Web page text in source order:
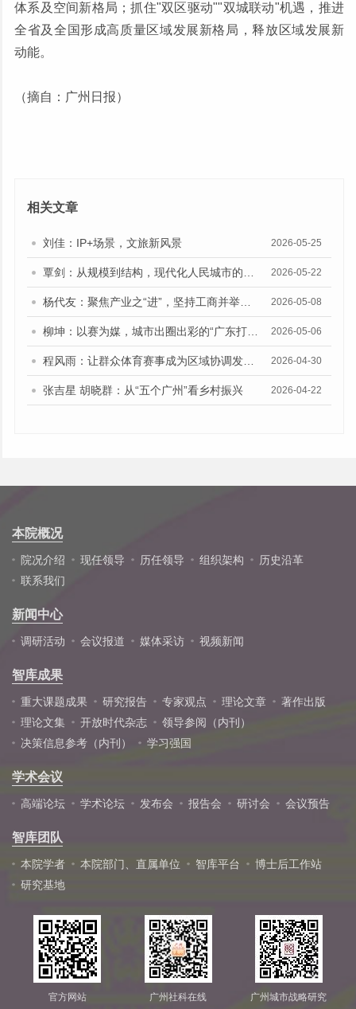
体系及空间新格局；抓住"双区驱动""双城联动"机遇，推进
全省及全国形成高质量区域发展新格局，释放区域发展新
动能。
（摘自：广州日报）
相关文章
刘佳：IP+场景，文旅新风景 2026-05-25
覃剑：从规模到结构，现代化人民城市的建设路向 2026-05-22
杨代友：聚焦产业之“进”，坚持工商并举、两业融合 2026-05-08
柳坤：以赛为媒，城市出圈出彩的“广东打法” 2026-05-06
程风雨：让群众体育赛事成为区域协调发展的新动能 2026-04-30
张吉星 胡晓群：从“五个广州”看乡村振兴 2026-04-22
本院概况
院况介绍 现任领导 历任领导 组织架构
历史沿革
联系我们
新闻中心
调研活动 会议报道 媒体采访 视频新闻
智库成果
重大课题成果 研究报告 专家观点 理论文章
著作出版
理论文集
开放时代杂志
领导参阅（内刊）
决策信息参考（内刊）
学习强国
学术会议
高端论坛 学术论坛 发布会 报告会 研讨会 会议预告
智库团队
本院学者 本院部门、直属单位 智库平台
博士后工作站
研究基地
官方网站 广州社科在线 广州城市战略研究